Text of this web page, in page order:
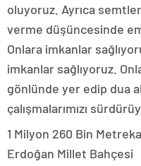
oluyoruz. Ayrıca
verme düşüncesinde
Onlara imkanlar
imkanlar sağlıyoruz.
gönlünde yer edip dua
çalışmalarımızı
1 Milyon 260 Bin
Erdoğan Millet Bahçesi